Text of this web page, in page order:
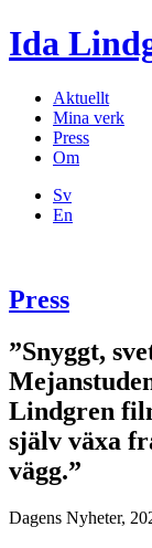
Ida
Aktuellt
Mina verk
Press
Om
Sv
En
Press
”Snyggt,
Lindgren
själv växa
vägg.”
Dagens Nyheter,